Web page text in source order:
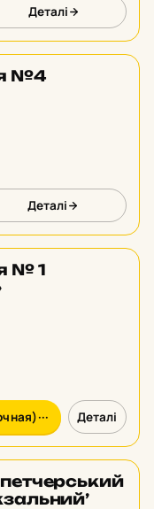
Деталі
№4
Деталі
№ 1
Деталі